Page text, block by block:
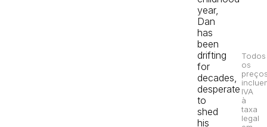
year,
Dan
has
been
drifting
for
decades,
desperate
to
shed
his
Todos
os
IVA
à
taxa
legal